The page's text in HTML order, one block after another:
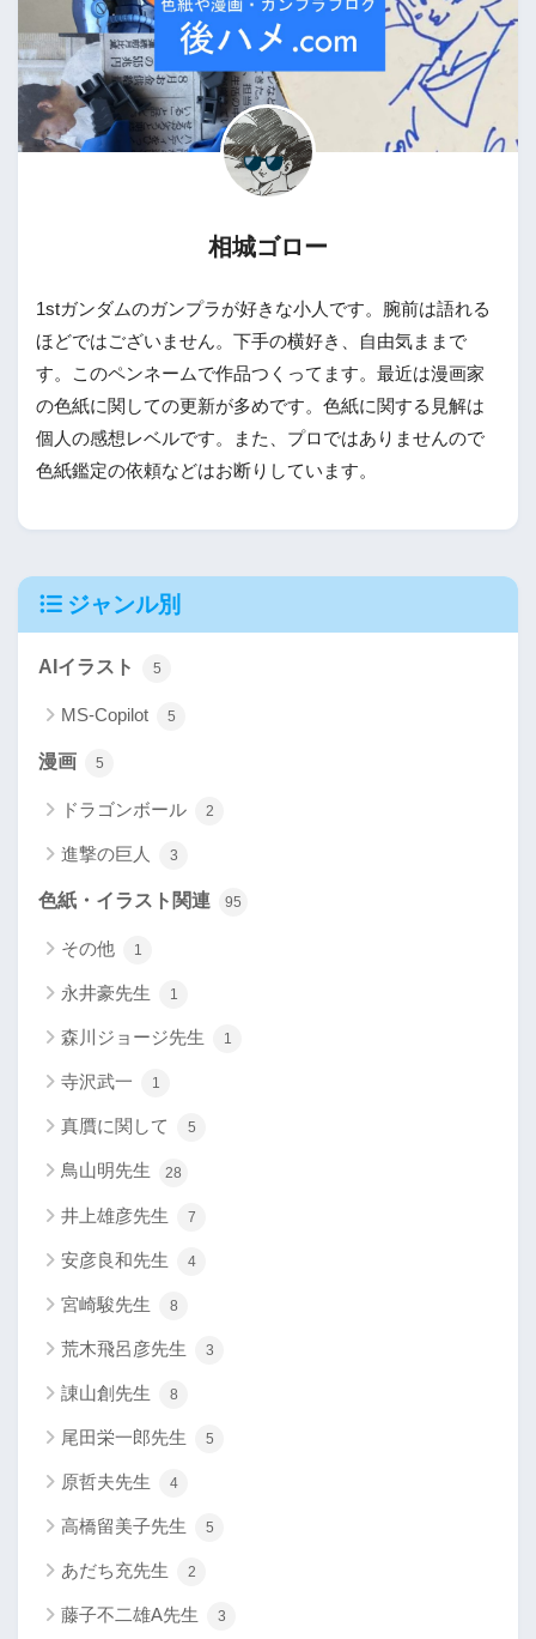
相城ゴロー
1stガンダムのガンプラが好きな小人です。腕前は語れる
ほどではございません。下手の横好き、自由気ままで
す。このペンネームで作品つくってます。最近は漫画家
の色紙に関しての更新が多めです。色紙に関する見解は
個人の感想レベルです。また、プロではありませんので
色紙鑑定の依頼などはお断りしています。
ジャンル別
AIイラスト 5
MS-Copilot 5
漫画 5
ドラゴンボール 2
進撃の巨人 3
色紙・イラスト関連 95
その他 1
永井豪先生 1
森川ジョージ先生 1
寺沢武一 1
真贋に関して 5
鳥山明先生 28
井上雄彦先生 7
安彦良和先生 4
宮崎駿先生 8
荒木飛呂彦先生 3
諌山創先生 8
尾田栄一郎先生 5
原哲夫先生 4
高橋留美子先生 5
あだち充先生 2
藤子不二雄A先生 3